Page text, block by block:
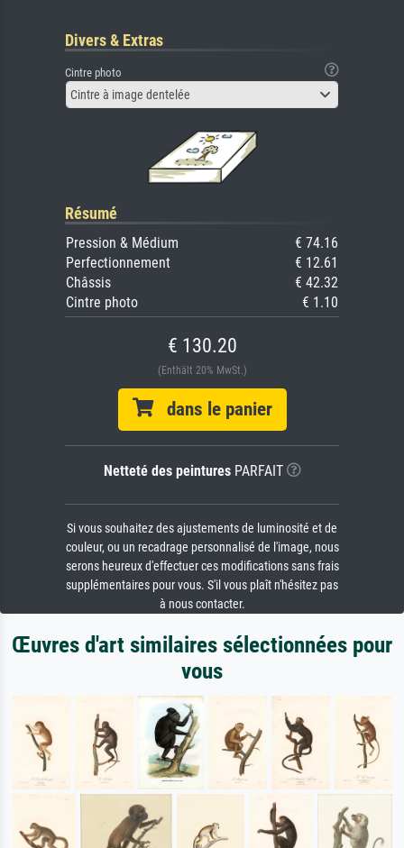
Divers & Extras
Cintre photo
Cintre à image dentelée
Résumé
Pression & Médium
€ 74.16
Perfectionnement
€ 12.61
Châssis
€ 42.32
Cintre photo
€ 1.10
€ 130.20
(Enthält 20% MwSt.)
dans le panier
Netteté des peinturesPARFAIT
Si vous souhaitez des ajustements de luminosité et de
couleur, ou un recadrage personnalisé de l'image, nous
serons heureux d'effectuer ces modifications sans frais
supplémentaires pour vous. S'il vous plaît n'hésitez pas
à nous contacter.
Œuvres d'art similaires sélectionnées pour
vous